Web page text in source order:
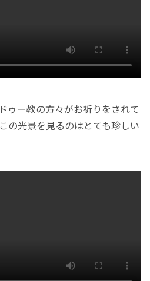
ゥー教の方々がお祈りをされて
の光景を見るのはとても珍しい